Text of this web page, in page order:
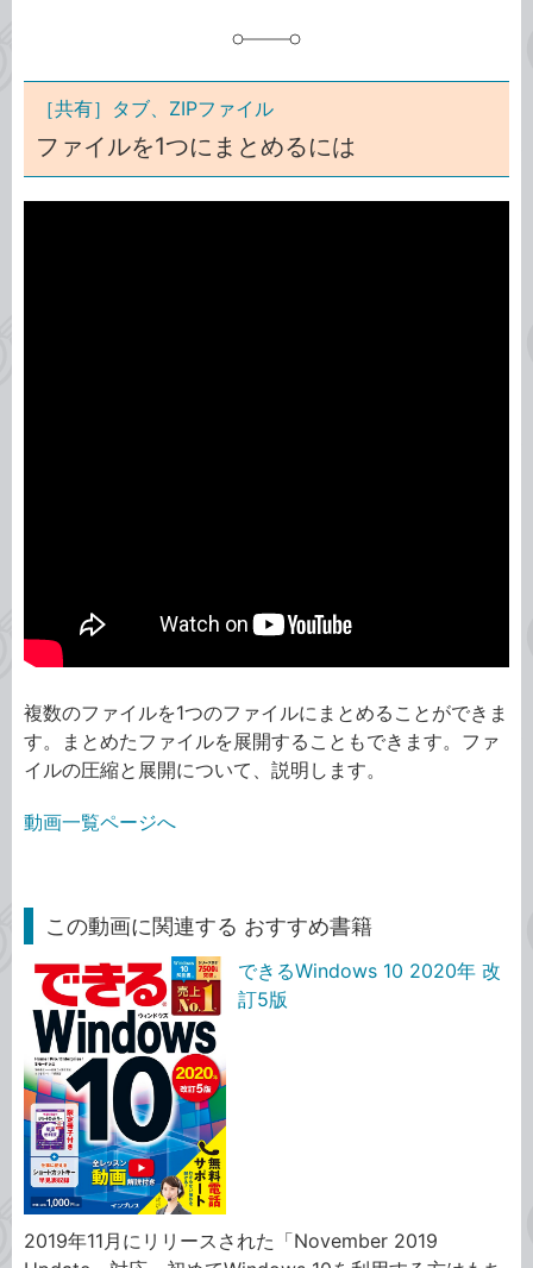
［共有］タブ、ZIPファイル
ファイルを1つにまとめるには
複数のファイルを1つのファイルにまとめることができま
す。まとめたファイルを展開することもできます。ファ
イルの圧縮と展開について、説明します。
動画一覧ページへ
この動画に関連する おすすめ書籍
できるWindows 10 2020年 改
訂5版
2019年11月にリリースされた「November 2019